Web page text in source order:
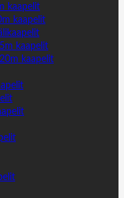
kaapelit
kaapelit
kaapelit
kaapelit